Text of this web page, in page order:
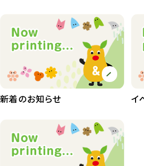
植物園長の庭
植物園 その他
イベント
新着のお知らせ イ